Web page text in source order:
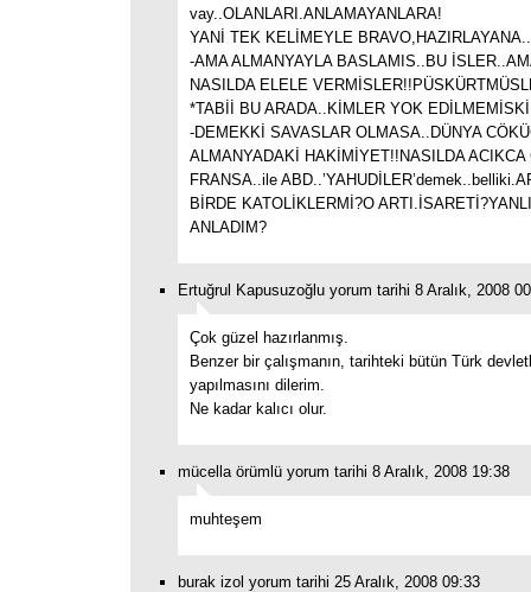
vay..OLANLARI.ANLAMAYANLARA!
YANİ TEK KELİMEYLE BRAVO,HAZIRLAYANA..
-AMA ALMANYAYLA BASLAMIS..BU
NASILDA ELELE
*TABİİ BU ARADA..KİMLER YOK
-DEMEKKİ SAVASLAR OLMASA..DÜNYA
ALMANYADAKİ HAKİMİYET!!NASILDA ACIKCA
FRANSA..ile
BİRDE KATOLİKLERMİ?O
ANLADIM?
Ertuğrul Kapusuzoğlu yorum tarihi 8 Aralık, 2008
Çok güzel hazırlanmış.
Benzer bir çalışmanın, tarihteki bütün Türk
yapılmasını dilerim.
Ne kadar kalıcı olur.
mücella örümlü yorum tarihi 8 Aralık, 2008 19:38
muhteşem
burak izol yorum tarihi 25 Aralık, 2008 09:33